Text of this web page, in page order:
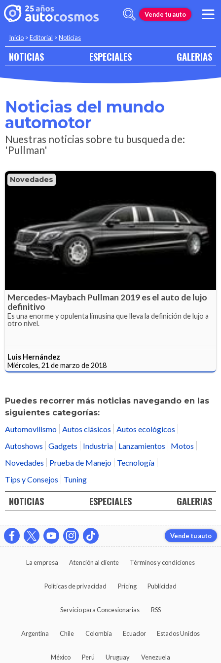
Vende tu auto
Inicio >Editorial >Noticias
NOTICIAS ESPECIALES GALERIAS
Noticias del mundo
automotor
Nuestras noticias sobre tu busqueda de:
'Pullman'
Novedades
Mercedes-Maybach Pullman 2019 es el auto de lujo
definitivo
Es una enorme y opulenta limusina que lleva la definición de lujo a
otro nivel.
Luis Hernández
Miércoles, 21 de marzo de 2018
Puedes recorrer más noticias navegando en las
siguientes categorías:
Automovilismo Autos clásicos
Autos ecológicos
Autoshows
Gadgets Industria Lanzamientos
Motos
Novedades
Prueba de Manejo
Tecnología
Tips y Consejos
Tuning
NOTICIAS ESPECIALES GALERIAS
Vende tu auto
La empresa Atención al cliente Términos y condiciones
Políticas de privacidad Pricing Publicidad
Servicio para Concesionarias RSS
Argentina Chile Colombia Ecuador Estados Unidos
México Perú Uruguay Venezuela